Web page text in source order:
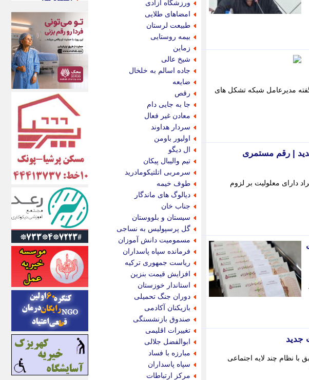
مدیرعامل شبکه تشکل های
| رقم مستمری
دارای معلولیت بر لزوم
جدید
نظام چند لایه اجتماعی
ورزشگاه آزادی
امضاهای طلایی
طبیعت لرستان
بیمه روستایی
زماین
شیخ عالی
جاده اسالم به خلخال
ضایعه
رقص
جا به جایی دام
معادن غیر فعال
سردار هداوند
اولیور باومن
ال دیگو
تیم والیبال پیکان
سرمربی اتلتیکومادرید
طوف خیمه
دیالوگ های ماندگار
جناب خان
سیستان و بلووستان
گل پرسپولیس به نساجی
مسمومیت دانش آموزان
فرمانده سپاه پاسداران
ریاست جمهوری ترکیه
افزایش قیمت بنزین
استاندار خوزستان
دوران جنگ تحمیلی
بازیکنان آکادمی
صندوق بازنشستگی
تغییرات اقلیمی
ابوالفضل جلالی
مبارزه با فساد
سپاه پاسداران
مرکز ارتباطات
اکوفارس
اکونگار
اکونیوز
الف
انتشار آنلاین
اندیشه قرن
اندیشه معاصر
اندیشه ها
انرژی پرس
ای استخدام
ایتنا
ایراف
ایران آرت
ایران آنلاین
ایران زندگی
ایران فوری
ایرانی روز
ایرانیتال
ایرنا
ایسکانیوز
ایسنا
ایکنا
ایلنا
اینتیتر
ایونا نیوز
بازتاب آنلاین
باشگاه خبرنگاران
باغستان نیوز
بامبوک
ببین و بخون
بدینسان
بنکر